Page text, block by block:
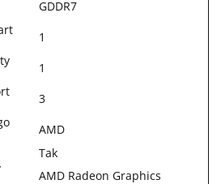
GDDR7
1
1
3
AMD
Tak
AMD Radeon Graphics